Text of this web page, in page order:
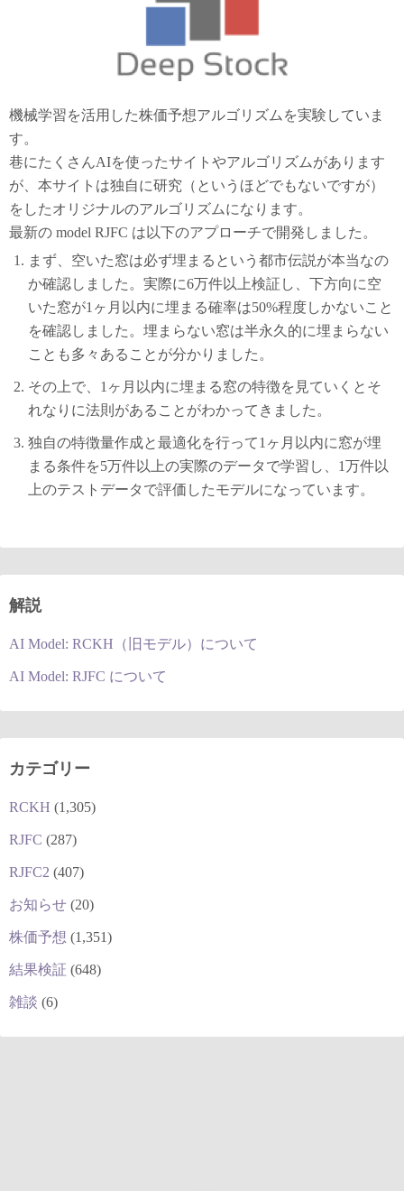
機械学習を活用した株価予想アルゴリズムを実験していま
す。
巷にたくさんAIを使ったサイトやアルゴリズムがあります
が、本サイトは独自に研究（というほどでもないですが）
をしたオリジナルのアルゴリズムになります。
最新の model RJFC は以下のアプローチで開発しました。
まず、空いた窓は必ず埋まるという都市伝説が本当なの
か確認しました。実際に6万件以上検証し、下方向に空
いた窓が1ヶ月以内に埋まる確率は50%程度しかないこと
を確認しました。埋まらない窓は半永久的に埋まらない
ことも多々あることが分かりました。
その上で、1ヶ月以内に埋まる窓の特徴を見ていくとそ
れなりに法則があることがわかってきました。
独自の特徴量作成と最適化を行って1ヶ月以内に窓が埋
まる条件を5万件以上の実際のデータで学習し、1万件以
上のテストデータで評価したモデルになっています。
解説
AI Model: RCKH（旧モデル）について
AI Model: RJFC について
カテゴリー
RCKH (1,305)
RJFC (287)
RJFC2 (407)
お知らせ (20)
株価予想 (1,351)
結果検証 (648)
雑談 (6)